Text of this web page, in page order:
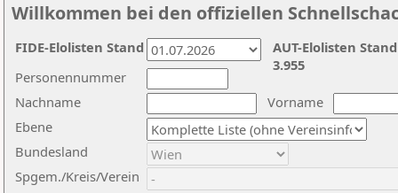
Willkommen bei den offiziellen
Nachname
Vorname
Ebene
Personennummer
Bundesland
Spgem./Kreis/Verein
AUT-Elolisten
3.955
FIDE-Elolisten Stand